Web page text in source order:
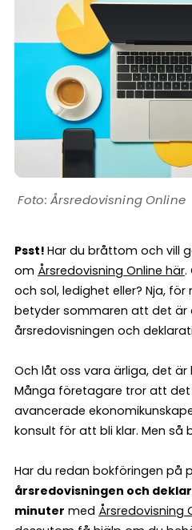
Årsredovisning Online
Psst! Har du bråttom och vill
om Årsredovisning Online här.
och sol, ledighet eller? Nja,
betyder sommaren att det
årsredovisningen och
Och låt oss vara ärliga, det
Många företagare tror att
avancerade
konsult för att bli klar. Men så
Har du redan bokföringen på
årsredovisningen och
minuter med Årsredovisning